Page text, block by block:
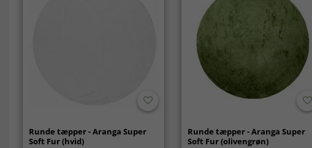
Runde tæpper - Aranga Super
Soft Fur (hvid)
Runde tæpper - Aranga Super
Soft Fur (olivengrøn)